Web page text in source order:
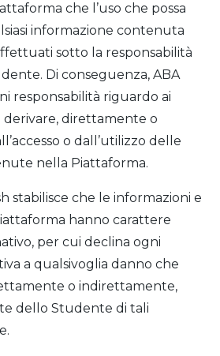
che l’uso che possa
informazione contenuta
sotto la responsabilità
Di conseguenza, ABA
responsabilità riguardo ai
derivare, direttamente o
o dall’utilizzo delle
nella Piattaforma.
stabilisce che le informazioni e
hanno carattere
per cui declina ogni
a qualsivoglia danno che
o indirettamente,
dello Studente di tali